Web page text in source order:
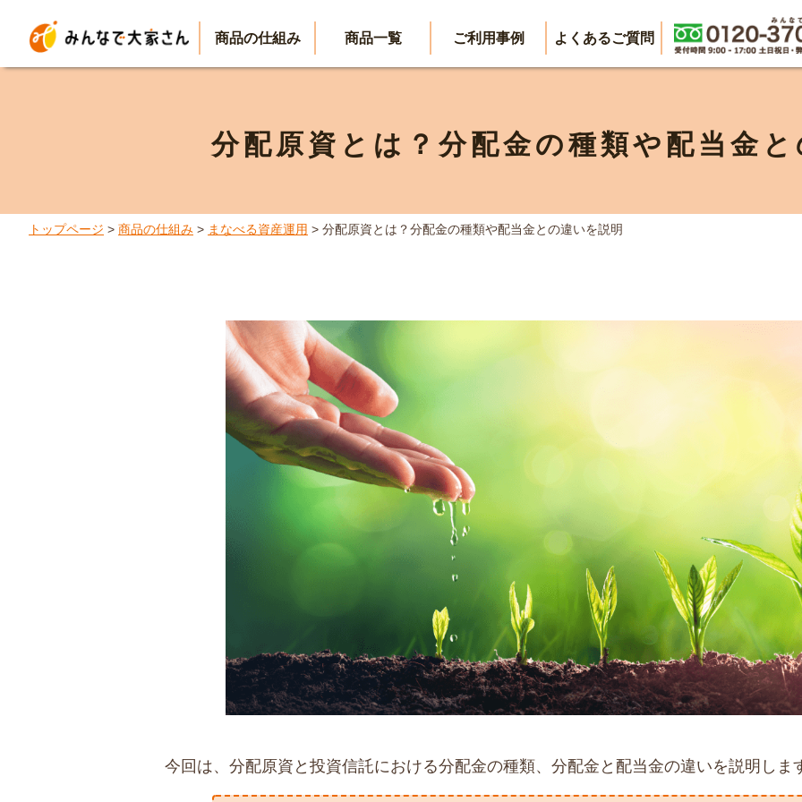
商品の仕組み 商品一覧 ご利用事例 よくあるご質問
分配原資とは？分配金の種類や配当金
トップページ > 商品の仕組み > まなべる資産運用 > 分配原資とは？分配金の種類や配当金との違いを説明
今回は、分配原資と投資信託における分配金の種類、分配金と配当金の違いを説明しま